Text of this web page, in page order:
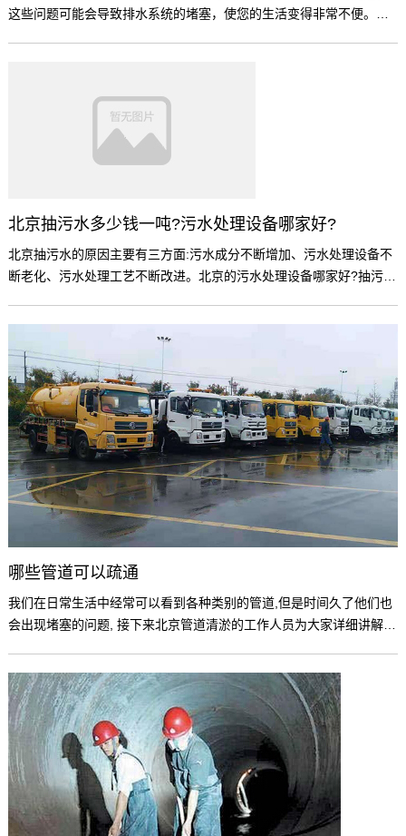
这些问题可能会导致排水系统的堵塞，使您的生活变得非常不便。但
北京抽污水多少钱一吨?污水处理设备哪家好?
北京抽污水的原因主要有三方面:污水成分不断增加、污水处理设备不
断老化、污水处理工艺不断改进。北京的污水处理设备哪家好?抽污水
哪些管道可以疏通
我们在日常生活中经常可以看到各种类别的管道,但是时间久了他们也
会出现堵塞的问题, 接下来北京管道清淤的工作人员为大家详细讲解下